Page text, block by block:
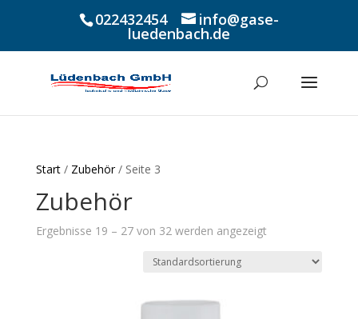
022432454 info@gase-
luedenbach.de
Start/ Zubehör/ Seite 3
Zubehör
Ergebnisse 19 – 27 von 32 werden angezeigt